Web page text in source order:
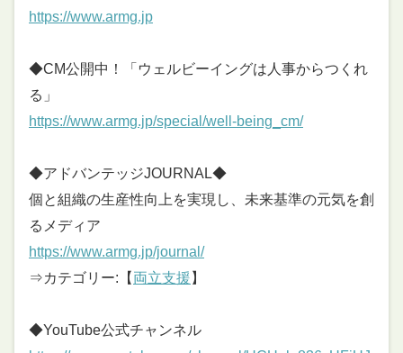
https://www.armg.jp
◆CM公開中！「ウェルビーイングは人事からつくれ
る」
https://www.armg.jp/special/well-being_cm/
◆アドバンテッジJOURNAL◆
個と組織の生産性向上を実現し、未来基準の元気を創
るメディア
https://www.armg.jp/journal/
⇒カテゴリー:【 両立支援 】
◆YouTube公式チャンネル